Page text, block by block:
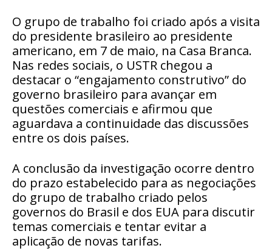
O grupo de trabalho foi criado após a visita
do presidente brasileiro ao presidente
americano, em 7 de maio, na Casa Branca.
Nas redes sociais, o USTR chegou a
destacar o “engajamento construtivo” do
governo brasileiro para avançar em
questões comerciais e afirmou que
aguardava a continuidade das discussões
entre os dois países.
A conclusão da investigação ocorre dentro
do prazo estabelecido para as negociações
do grupo de trabalho criado pelos
governos do Brasil e dos EUA para discutir
temas comerciais e tentar evitar a
aplicação de novas tarifas.